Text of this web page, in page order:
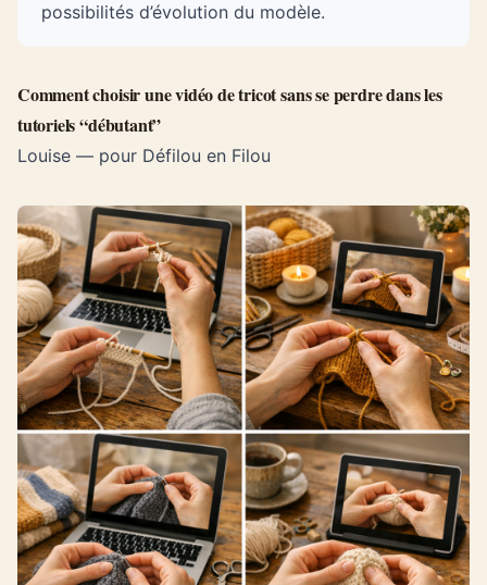
possibilités d’évolution du modèle.
Comment choisir une vidéo de tricot sans se perdre dans les
tutoriels “débutant”
Louise — pour Défilou en Filou